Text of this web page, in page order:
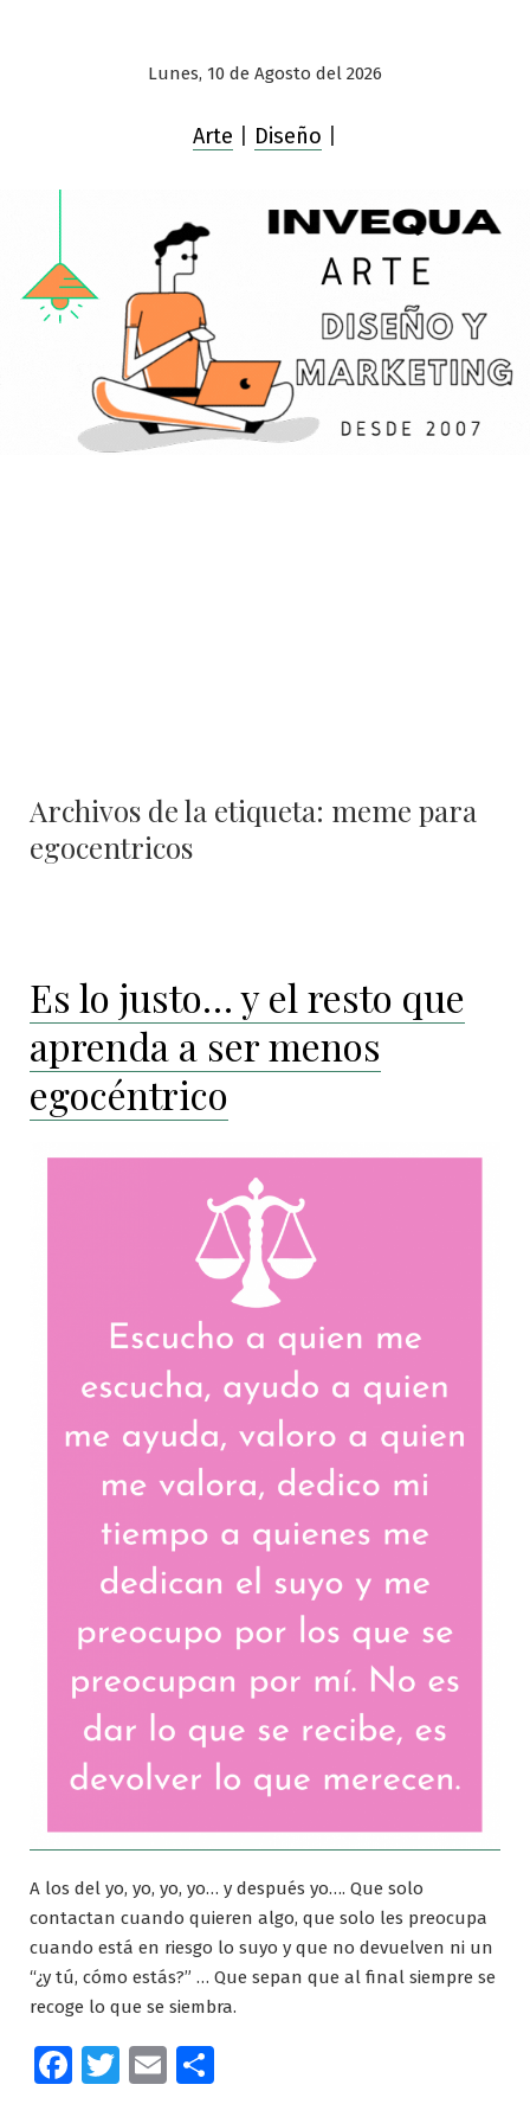
Lunes, 10 de Agosto del 2026
Arte Diseño
Archivos de la etiqueta: meme para
egocentricos
Es lo justo… y el resto que
aprenda a ser menos
egocéntrico
A los del yo, yo, yo, yo… y después yo…. Que solo
contactan cuando quieren algo, que solo les preocupa
cuando está en riesgo lo suyo y que no devuelven ni un
“¿y tú, cómo estás?” … Que sepan que al final siempre se
recoge lo que se siembra.
Facebook
Twitter
Email